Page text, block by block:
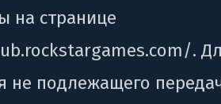
на странице
.
не подлежащего